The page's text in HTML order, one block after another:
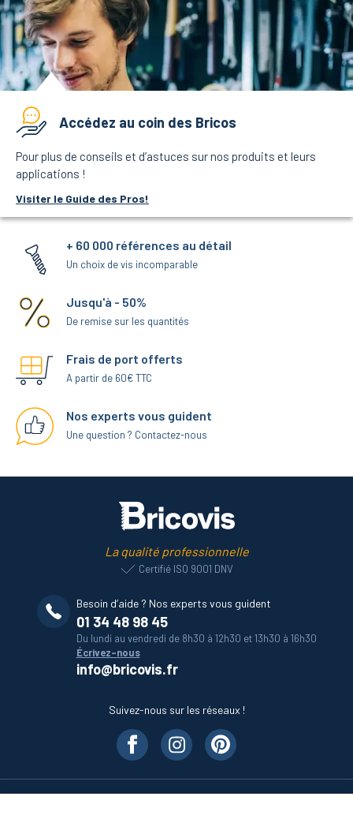
Accédez au coin des Bricos
Pour plus de conseils et d’astuces sur nos produits et leurs
applications !
Visiter le Guide des Pros!
+ 60 000 références au détail
Un choix de vis incomparable
Jusqu'à - 50%
De remise sur les quantités
Frais de port offerts
A partir de 60€ TTC
Nos experts vous guident
Une question ? Contactez-nous
La qualité professionnelle
Certifié ISO 9001 DNV
Besoin d’aide ? Nos experts vous guident
01 34 48 98 45
Du lundi au vendredi de 8h30 à 12h30 et 13h30 à 16h30
Écrivez-nous
info@bricovis.fr
Suivez-nous sur les réseaux !